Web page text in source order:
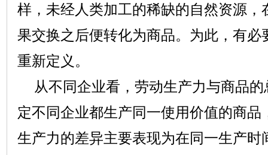
样，未经人类加工的稀缺的自然资源，
果交换之后便转化为商品。为此，有必
重新定义。
从不同企业看，劳动生产力与商品的
定不同企业都生产同一使用价值的商品
生产力的差异主要表现为在同一生产时